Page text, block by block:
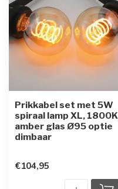
Prikkabel set met 5W
spiraal lamp XL, 1800K
amber glas Ø95 optie
dimbaar
€104,95